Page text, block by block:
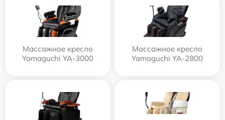
Массажное кресло
Yamaguchi YA-3000
Массажное кресло
Yamaguchi YA-2800